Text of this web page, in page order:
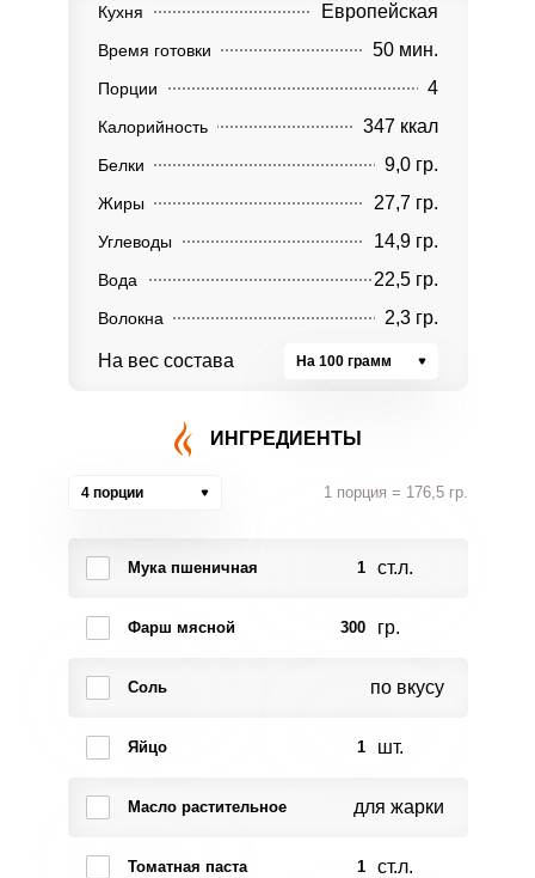
Кухня Европейская
Время готовки 50 мин.
Порции 4
Калорийность 347 ккал
Белки 9,0 гр.
Жиры 27,7 гр.
Углеводы 14,9 гр.
Вода 22,5 гр.
Волокна 2,3 гр.
На вес состава На 100 грамм
ИНГРЕДИЕНТЫ
4 порции 1 порция = 176,5 гр.
Мука пшеничная 1 ст.л.
Фарш мясной 300 гр.
Соль по вкусу
Яйцо 1 шт.
Масло растительное для жарки
Томатная паста 1 ст.л.